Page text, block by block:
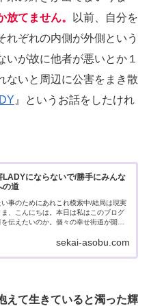
てません。
以前、自分を
れぞれの内側が外側という
が故に他者が悪いとか１
ないと周辺に公害をまき散
』というお話をしたけれ
LADYにならないで/勝手にみんな
の道
事のためにあれこれ模索中/結局は現実
、こんにちは。本日は私はこのブログ
伝えたいのか。個々の幸せ街道が開い
すというお話です。以前は...sekai-asobu.com
えて生きていると濁った輝